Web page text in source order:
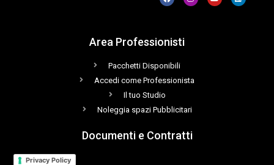
Area Professionisti
Pacchetti Disponibili
Accedi come Professionista
Il tuo Studio
Noleggia spazi Pubblicitari
Documenti e Contratti
Privacy Policy